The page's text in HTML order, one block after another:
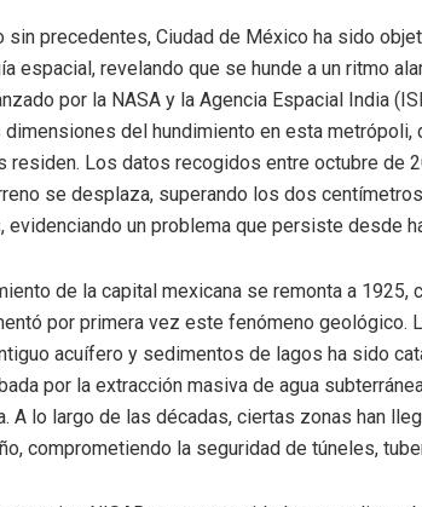
sin precedentes, Ciudad de México ha sido
espacial, revelando que se hunde a un ritmo
por la NASA y la Agencia Espacial India
dimensiones del hundimiento en esta metrópoli,
residen. Los datos recogidos entre octubre de
se desplaza, superando los dos
evidenciando un problema que persiste desde
de la capital mexicana se remonta a 1925,
por primera vez este fenómeno geológico.
acuífero y sedimentos de lagos ha sido
por la extracción masiva de agua
A lo largo de las décadas, ciertas zonas han
comprometiendo la seguridad de túneles,